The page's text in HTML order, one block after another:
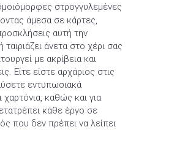
στρογγυλεμένες
άμεσα σε κάρτες,
αυτή την
άνετα στο χέρι σας
με ακρίβεια και
Είτε είστε αρχάριος στις
εντυπωσιακά
χαρτόνια, καθώς και για
κάθε έργο σε
που δεν πρέπει να λείπει